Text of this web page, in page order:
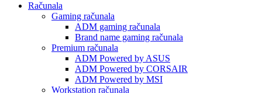
Računala
Gaming računala
ADM gaming računala
Brand name gaming računala
Premium računala
ADM Powered by ASUS
ADM Powered by CORSAIR
ADM Powered by MSI
Workstation računala